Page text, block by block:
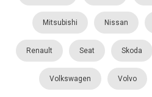
Mitsubishi Nissan
Renault Seat Skoda
Volkswagen Volvo